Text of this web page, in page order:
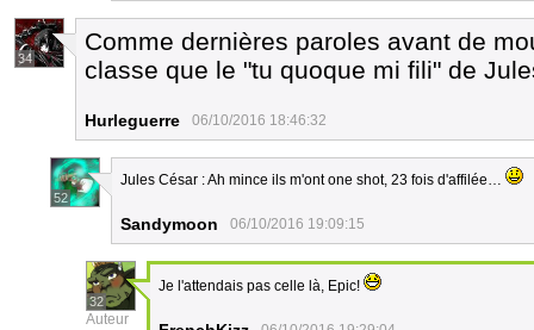
34
Comme dernières paroles avant de
classe que le "tu quoque mi fili" de
Hurleguerre 06/10/2016 18:46:32
52
Jules César : Ah mince ils m'ont one shot, 23 fois d'affilée…
Sandymoon 06/10/2016 19:09:15
32
Auteur
Je l'attendais pas celle là, Epic!